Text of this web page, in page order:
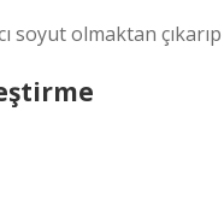
soyut olmaktan